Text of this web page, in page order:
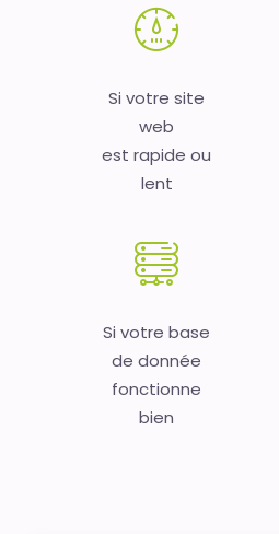
Si votre site
web
est rapide ou
lent
Si votre base
de donnée
fonctionne
bien